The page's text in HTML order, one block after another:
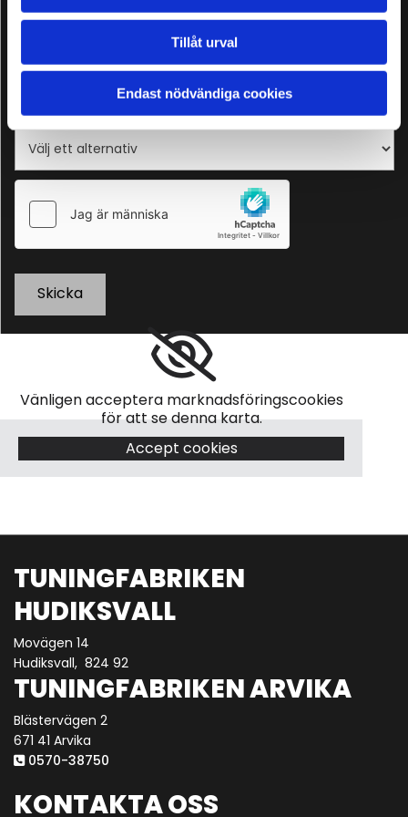
Tillåt urval
Endast nödvändiga cookies
Vill ni bli kontaktade via mail eller telefon?*
Vänligen acceptera marknadsföringscookies
för att se denna karta.
Accept cookies
TUNINGFABRIKEN
HUDIKSVALL
Movägen 14
Hudiksvall, 824 92
TUNINGFABRIKEN ARVIKA
Blästervägen 2
671 41 Arvika
0570-38750
KONTAKTA OSS